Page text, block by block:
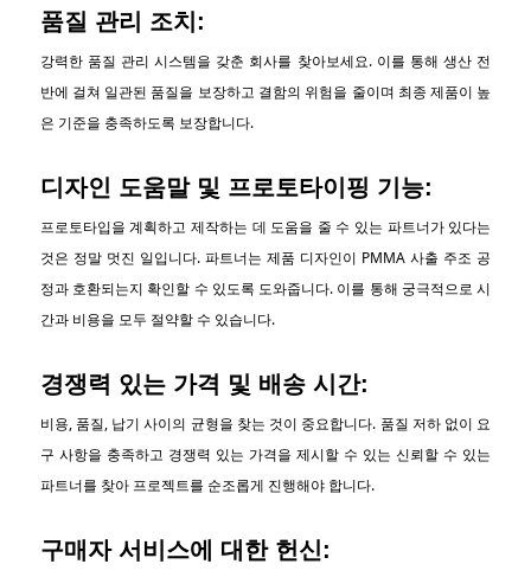
품질 관리 조치:
강력한 품질 관리 시스템을 갖춘 회사를 찾아보세요. 이를 통해 생산 전
반에 걸쳐 일관된 품질을 보장하고 결함의 위험을 줄이며 최종 제품이 높
은 기준을 충족하도록 보장합니다.
디자인 도움말 및 프로토타이핑 기능:
프로토타입을 계획하고 제작하는 데 도움을 줄 수 있는 파트너가 있다는
것은 정말 멋진 일입니다. 파트너는 제품 디자인이 PMMA 사출 주조 공
정과 호환되는지 확인할 수 있도록 도와줍니다. 이를 통해 궁극적으로 시
간과 비용을 모두 절약할 수 있습니다.
경쟁력 있는 가격 및 배송 시간:
비용, 품질, 납기 사이의 균형을 찾는 것이 중요합니다. 품질 저하 없이 요
구 사항을 충족하고 경쟁력 있는 가격을 제시할 수 있는 신뢰할 수 있는
파트너를 찾아 프로젝트를 순조롭게 진행해야 합니다.
구매자 서비스에 대한 헌신: